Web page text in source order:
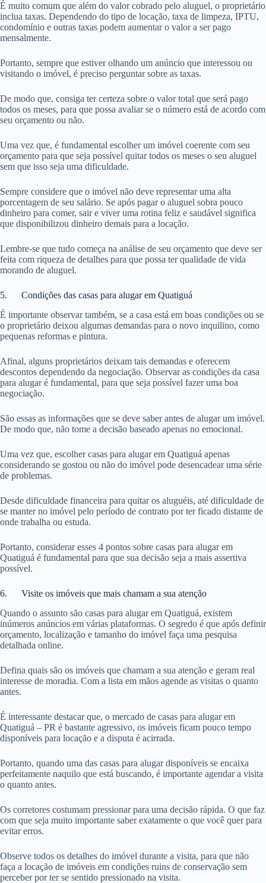
É muito comum que além do valor cobrado pelo aluguel, o proprietário
inclua taxas. Dependendo do tipo de locação, taxa de limpeza, IPTU,
condomínio e outras taxas podem aumentar o valor a ser pago
mensalmente.
Portanto, sempre que estiver olhando um anúncio que interessou ou
visitando o imóvel, é preciso perguntar sobre as taxas.
De modo que, consiga ter certeza sobre o valor total que será pago
todos os meses, para que possa avaliar se o número está de acordo com
seu orçamento ou não.
Uma vez que, é fundamental escolher um imóvel coerente com seu
orçamento para que seja possível quitar todos os meses o seu aluguel
sem que isso seja uma dificuldade.
Sempre considere que o imóvel não deve representar uma alta
porcentagem de seu salário. Se após pagar o aluguel sobra pouco
dinheiro para comer, sair e viver uma rotina feliz e saudável significa
que disponibilizou dinheiro demais para a locação.
Lembre-se que tudo começa na análise de seu orçamento que deve ser
feita com riqueza de detalhes para que possa ter qualidade de vida
morando de aluguel.
5. Condições das casas para alugar em Quatiguá
É importante observar também, se a casa está em boas condições ou se
o proprietário deixou algumas demandas para o novo inquilino, como
pequenas reformas e pintura.
Afinal, alguns proprietários deixam tais demandas e oferecem
descontos dependendo da negociação. Observar as condições da casa
para alugar é fundamental, para que seja possível fazer uma boa
negociação.
São essas as informações que se deve saber antes de alugar um imóvel.
De modo que, não tome a decisão baseado apenas no emocional.
Uma vez que, escolher casas para alugar em Quatiguá apenas
considerando se gostou ou não do imóvel pode desencadear uma série
de problemas.
Desde dificuldade financeira para quitar os aluguéis, até dificuldade de
se manter no imóvel pelo período de contrato por ter ficado distante de
onde trabalha ou estuda.
Portanto, considerar esses 4 pontos sobre casas para alugar em
Quatiguá é fundamental para que sua decisão seja a mais assertiva
possível.
6. Visite os imóveis que mais chamam a sua atenção
Quando o assunto são casas para alugar em Quatiguá, existem
inúmeros anúncios em várias plataformas. O segredo é que após definir
orçamento, localização e tamanho do imóvel faça uma pesquisa
detalhada online.
Defina quais são os imóveis que chamam a sua atenção e geram real
interesse de moradia. Com a lista em mãos agende as visitas o quanto
antes.
É interessante destacar que, o mercado de casas para alugar em
Quatiguá – PR é bastante agressivo, os imóveis ficam pouco tempo
disponíveis para locação e a disputa é acirrada.
Portanto, quando uma das casas para alugar disponíveis se encaixa
perfeitamente naquilo que está buscando, é importante agendar a visita
o quanto antes.
Os corretores costumam pressionar para uma decisão rápida. O que faz
com que seja muito importante saber exatamente o que você quer para
evitar erros.
Observe todos os detalhes do imóvel durante a visita, para que não
faça a locação de imóveis em condições ruins de conservação sem
perceber por ter se sentido pressionado na visita.